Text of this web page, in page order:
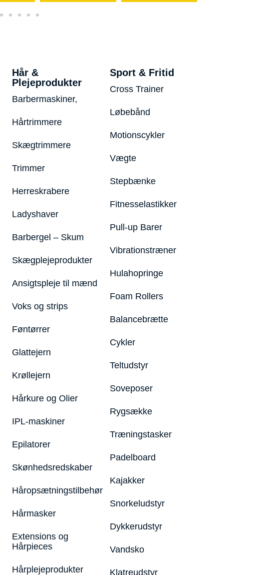
Hår &
Plejeprodukter
Barbermaskiner,
Hårtrimmere
Skægtrimmere
Trimmer
Herreskrabere
Ladyshaver
Barbergel – Skum
Skægplejeprodukter
Ansigtspleje til mænd
Voks og strips
Føntørrer
Glattejern
Krøllejern
Hårkure og Olier
IPL-maskiner
Epilatorer
Skønhedsredskaber
Håropsætningstilbehør
Hårmasker
Extensions og
Hårpieces
Hårplejeprodukter
Sport & Fritid
Cross Trainer
Løbebånd
Motionscykler
Vægte
Stepbænke
Fitnesselastikker
Pull-up Barer
Vibrationstræner
Hulahopringe
Foam Rollers
Balancebrætte
Cykler
Teltudstyr
Soveposer
Rygsække
Træningstasker
Padelboard
Kajakker
Snorkeludstyr
Dykkerudstyr
Vandsko
Klatreudstyr